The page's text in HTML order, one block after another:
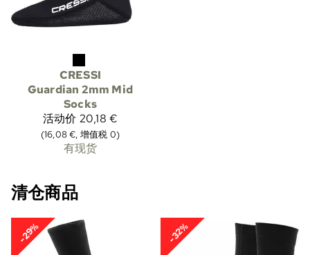
CRESSI
Guardian 2mm Mid
Socks
活动价 20,18 €
(16,08 €, 增值税 0)
有现货
清仓商品
-29% -32%